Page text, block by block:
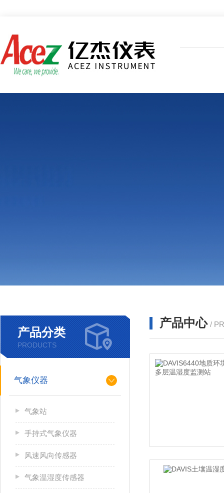
产品分类
PRODUCTS
气象仪器
气象站
手持式气象仪器
风速风向传感器
气象温湿度传感器
产品中心 /